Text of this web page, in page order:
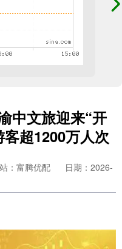
中文旅迎来“开
超1200万人次
：富腾优配
日期：2026-